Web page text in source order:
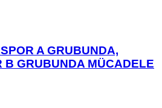
A GRUBUNDA,
B GRUBUNDA MÜCADELE